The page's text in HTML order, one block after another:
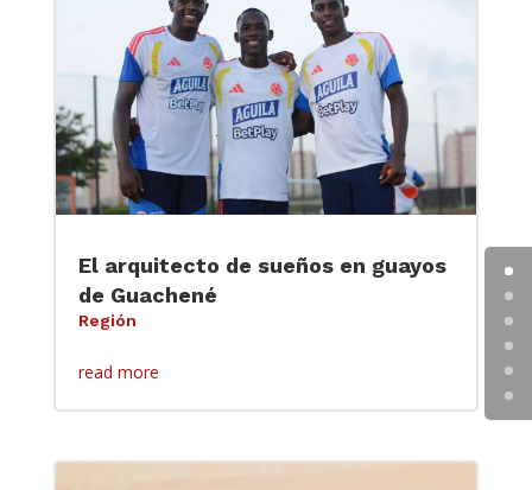
El arquitecto de sueños en guayos
de Guachené
Región
read more